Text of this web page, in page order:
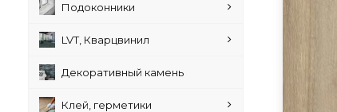
Подоконники
LVT, Кварцвинил
Декоративный камень
Клей, герметики